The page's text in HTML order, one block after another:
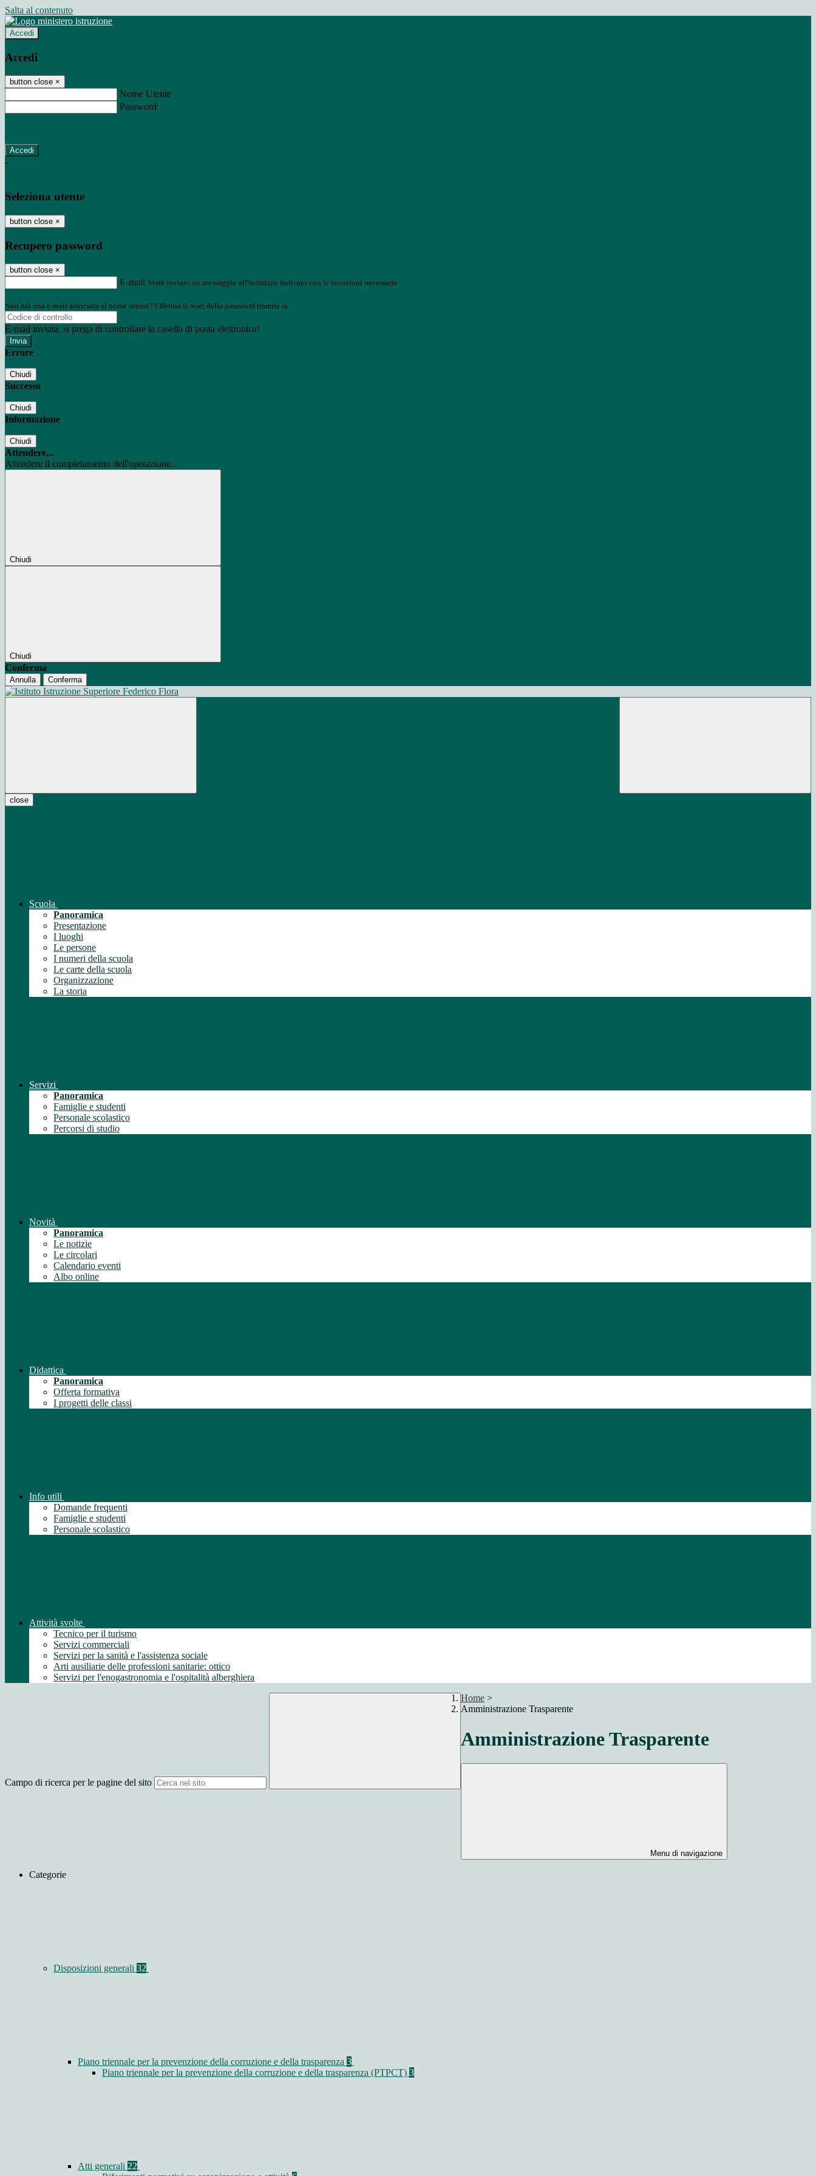
Salta al contenuto
Accedi
Accedi
button close ×
Nome Utente
Password
-
Seleziona utente
button close ×
Recupero password
button close ×
E-mail Verrà inviato un messaggio all'indirizzo indicato con le istruzioni necessarie.
Non hai una e-mail associata al nome utente? Effettua il reset della password tramite la
E-mail inviata, si prega di controllare la casella di posta elettronica!
Errore
Chiudi
Successo
Chiudi
Informazione
Chiudi
Attendere...
Attendere il completamento dell'operazione...
Chiudi
Chiudi
Conferma
Annulla Conferma
close
Scuola
Panoramica
Presentazione
I luoghi
Le persone
I numeri della scuola
Le carte della scuola
Organizzazione
La storia
Servizi
Panoramica
Famiglie e studenti
Personale scolastico
Percorsi di studio
Novità
Panoramica
Le notizie
Le circolari
Calendario eventi
Albo online
Didattica
Panoramica
Offerta formativa
I progetti delle classi
Info utili
Domande frequenti
Famiglie e studenti
Personale scolastico
Attività svolte
Tecnico per il turismo
Servizi commerciali
Servizi per la sanità e l'assistenza sociale
Arti ausiliarie delle professioni sanitarie: ottico
Servizi per l'enogastronomia e l'ospitalità alberghiera
Campo di ricerca per le pagine del sito
Home >
Amministrazione Trasparente
Amministrazione Trasparente
Menu di navigazione
Categorie
Disposizioni generali 32
Piano triennale per la prevenzione della corruzione e della trasparenza 3
Piano triennale per la prevenzione della corruzione e della trasparenza (PTPCT) 3
Atti generali 22